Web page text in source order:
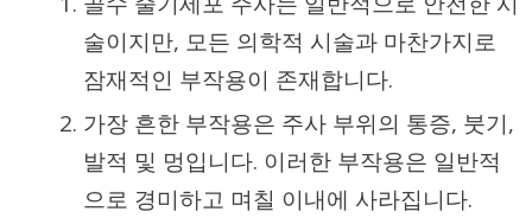
술이지만, 모든 의학적 시술과 마찬가지로
잠재적인 부작용이 존재합니다.
가장 흔한 부작용은 주사 부위의 통증, 붓기,
발적 및 멍입니다. 이러한 부작용은 일반적
으로 경미하고 며칠 이내에 사라집니다.